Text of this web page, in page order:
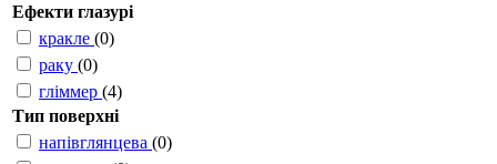
Ефекти глазурі
кракле (0)
раку (0)
гліммер (4)
Тип поверхні
напівглянцева (0)